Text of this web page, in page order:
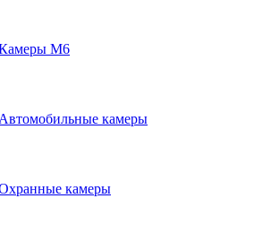
M6
Автомобильные камеры
камеры